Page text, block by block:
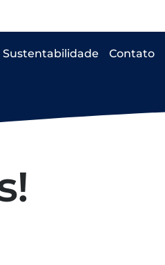
Sustentabilidade Contato